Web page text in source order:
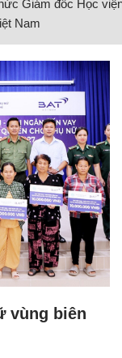
Giám đốc Học
Nam
vùng biên